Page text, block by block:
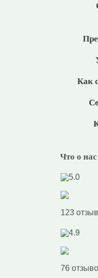
Как
Что о
5.0
123
4.9
76